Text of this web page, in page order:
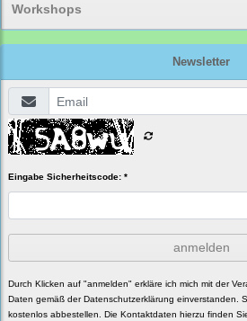
Workshops
Newsletter
Eingabe Sicherheitscode: *
anmelden
Durch Klicken auf "anmelden" erkläre ich mich mit der
Daten gemäß derDatenschutzerklärung einverstanden.
kostenlos abbestellen. Die Kontaktdaten hierzu finden